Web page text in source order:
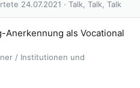
Talk, Talk, Talk
24.07.2021
Anerkennung als Vocational
/ Institutionen und